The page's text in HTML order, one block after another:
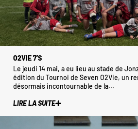
O2VIE 7’S
Le jeudi 14 mai, a eu lieu au stade de
édition du Tournoi de Seven O2Vie, un
désormais incontournable de la...
LIRE LA SUITE